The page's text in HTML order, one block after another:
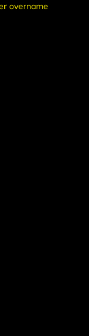
overname